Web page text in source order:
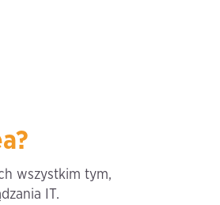
wszystkim tym,
IT.